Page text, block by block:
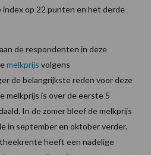
op 22 punten en het derde
de respondenten in deze
melkprijs volgens
de belangrijkste reden voor deze
melkprijs is over de eerste 5
In de zomer bleef de melkprijs
in september en oktober verder.
heeft een nadelige